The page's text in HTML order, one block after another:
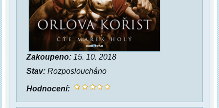
Zakoupeno: 15. 10. 2018
Stav: Rozposloucháno
Hodnocení: